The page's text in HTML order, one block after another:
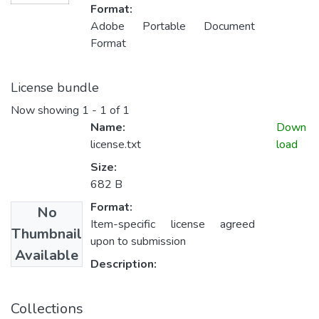
Format:
Adobe Portable Document
Format
License bundle
Now showing 1 - 1 of 1
No
Thumbnail
Available
Name:
license.txt
Size:
682 B
Format:
Item-specific license agreed
upon to submission
Description:
Down
load
Collections